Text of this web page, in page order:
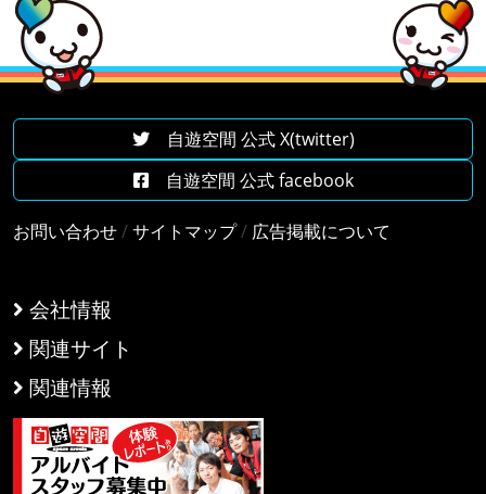
会社情報
関連サイト
関連情報
自遊空間 公式 X(twitter)
自遊空間 公式 facebook
お問い合わせ/サイトマップ/ 広告掲載について